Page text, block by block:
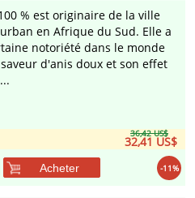
% est originaire de la ville
en Afrique du Sud. Elle a
notoriété dans le monde
d'anis doux et son effet
36,42 US$
32,41 US$
-11%
Acheter